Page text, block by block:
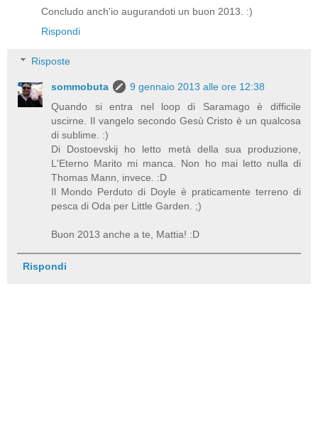
Concludo anch'io augurandoti un buon 2013. :)
Rispondi
Risposte
sommobuta
9 gennaio 2013 alle ore 12:38
Quando si entra nel loop di Saramago è difficile
uscirne. Il vangelo secondo Gesù Cristo è un qualcosa
di sublime. :)
Di Dostoevskij ho letto metà della sua produzione,
L'Eterno Marito mi manca. Non ho mai letto nulla di
Thomas Mann, invece. :D
Il Mondo Perduto di Doyle è praticamente terreno di
pesca di Oda per Little Garden. ;)
Buon 2013 anche a te, Mattia! :D
Rispondi